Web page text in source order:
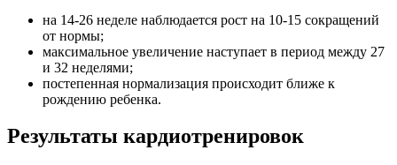
на 14-26 неделе наблюдается рост на 10-15 сокращений
от нормы;
максимальное увеличение наступает в период между 27
и 32 неделями;
постепенная нормализация происходит ближе к
рождению ребенка.
Результаты кардиотренировок